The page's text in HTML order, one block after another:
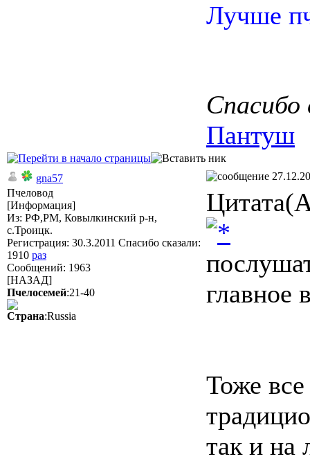
Лучше
Спасибо
Пантуш
gna57
Пчеловод
[Информация]
Из: РФ,РМ, Ковылкинский р-н,
с.Троицк.
Регистрация: 30.3.2011 Спасибо сказали:
1910 раз
Сообщений: 1963
[НАЗАД]
Пчелосемей:21-40
Страна:Russia
главное
Тоже
так и на